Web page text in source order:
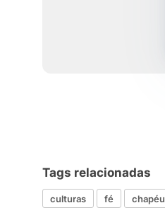
Tags relacionadas
culturas fé chapéu